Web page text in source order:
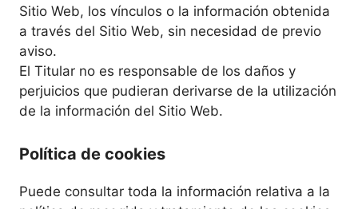
Sitio Web, los vínculos o la información obtenida
a través del Sitio Web, sin necesidad de previo
aviso.
El Titular no es responsable de los daños y
perjuicios que pudieran derivarse de la utilización
de la información del Sitio Web.
Política de cookies
Puede consultar toda la información relativa a la